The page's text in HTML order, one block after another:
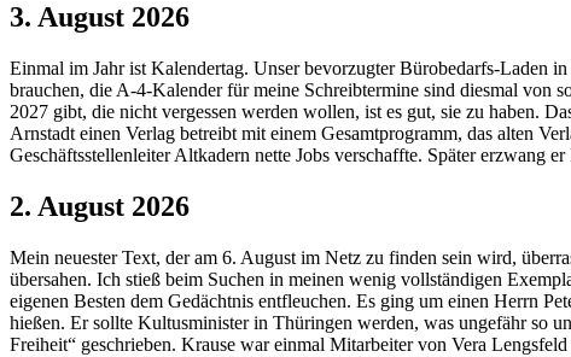
3. August 2026
Einmal im Jahr ist Kalendertag. Unser bevorzugter Bürobedarfs-Laden
brauchen, die A-4-Kalender für meine Schreibtermine sind diesmal von
2027 gibt, die nicht vergessen werden wollen, ist es gut, sie zu haben.
Arnstadt einen Verlag betreibt mit einem Gesamtprogramm, das alten
Geschäftsstellenleiter Altkadern nette Jobs verschaffte. Später erzwang
2. August 2026
Mein neuester Text, der am 6. August im Netz zu finden sein wird,
übersahen. Ich stieß beim Suchen in meinen wenig vollständigen
eigenen Besten dem Gedächtnis entfleuchen. Es ging um einen Herrn
hießen. Er sollte Kultusminister in Thüringen werden, was ungefähr so
Freiheit“ geschrieben. Krause war einmal Mitarbeiter von Vera